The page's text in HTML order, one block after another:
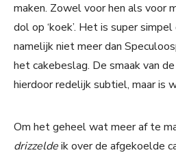
maken. Zowel voor hen als voor
dol op ‘koek’. Het is super
namelijk niet meer dan
het cakebeslag. De smaak van
hierdoor redelijk subtiel, maar is
Om het geheel wat meer af te
drizzeldeik over de afgekoelde